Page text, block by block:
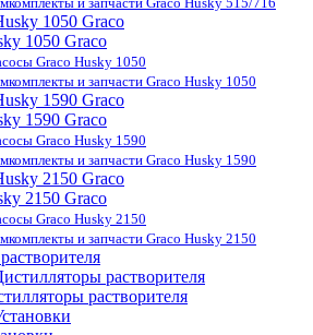
1050 Graco
Graco Husky 1050
и запчасти Graco Husky 1050
1590 Graco
Graco Husky 1590
и запчасти Graco Husky 1590
2150 Graco
Graco Husky 2150
и запчасти Graco Husky 2150
растворителя